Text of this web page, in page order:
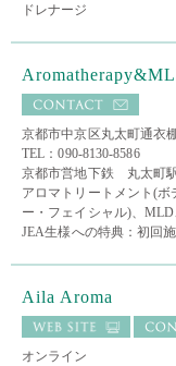
ドレナージ
京都市中京区丸太町通衣
TEL：090-8130-8586
京都市営地下鉄 丸太町
アロマトリートメント(
ー・フェイシャル)、
JEA生様への特典：初回
Aila Aroma
オンライン